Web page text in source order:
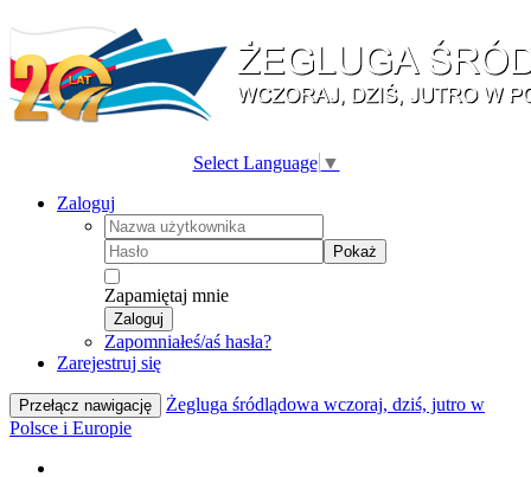
Select Language ▼
Zaloguj
Pokaż
Zapamiętaj mnie
Zaloguj
Zapomniałeś/aś hasła?
Zarejestruj się
Przełącz nawigację
Żegluga śródlądowa wczoraj, dziś, jutro w
Polsce i Europie